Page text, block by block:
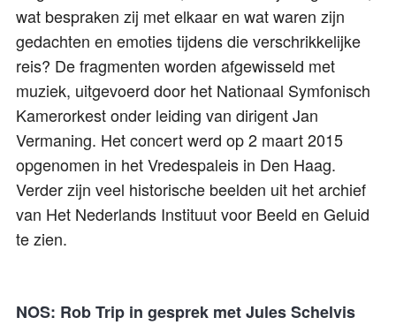
wat bespraken zij met elkaar en wat waren zijn
gedachten en emoties tijdens die verschrikkelijke
reis? De fragmenten worden afgewisseld met
muziek, uitgevoerd door het Nationaal Symfonisch
Kamerorkest onder leiding van dirigent Jan
Vermaning. Het concert werd op 2 maart 2015
opgenomen in het Vredespaleis in Den Haag.
Verder zijn veel historische beelden uit het archief
van Het Nederlands Instituut voor Beeld en Geluid
te zien.
NOS: Rob Trip in gesprek met Jules Schelvis